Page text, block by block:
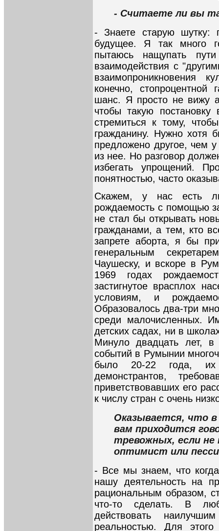
- Считаете ли вы
- Знаете старую шутку:
будущее. Я так много
пытаюсь нащупать
взаимодействия с
взаимопроникновения
конечно, стопроцентной
шанс. Я просто не вижу
чтобы такую
стремиться к тому,
гражданину. Нужно хотя
предложено другое, чем
из нее. Но разговор
избегать упрощений.
понятностью, часто
Скажем, у нас есть
рождаемость с помощью
не стал бы открывать
гражданами, а тем, кто
запрете аборта, я бы
генеральным
Чаушеску, и вскоре в
1969 годах
застигнутое врасплох
условиям, и
Образовалось два-три
среди малочисленных.
детских садах, ни в
Минуло двадцать лет,
событий в Румынии
было 20-22 года,
демонстрантов,
приветствовавших его
к числу стран с очень
Оказывается, что
вам приходится
тревожных, если не
оптимист или
- Все мы знаем, что
нашу деятельность на
рациональным образом,
что-то сделать. В
действовать
реальностью. Для